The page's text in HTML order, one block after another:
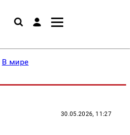
В мире
30.05.2026, 11:27